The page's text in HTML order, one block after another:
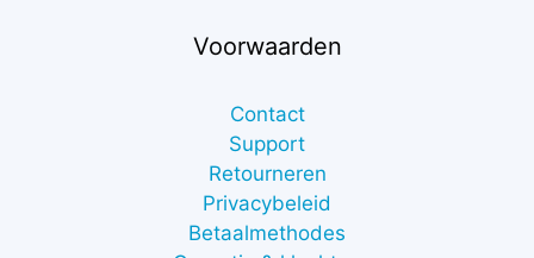
Voorwaarden
Contact
Support
Retourneren
Privacybeleid
Betaalmethodes